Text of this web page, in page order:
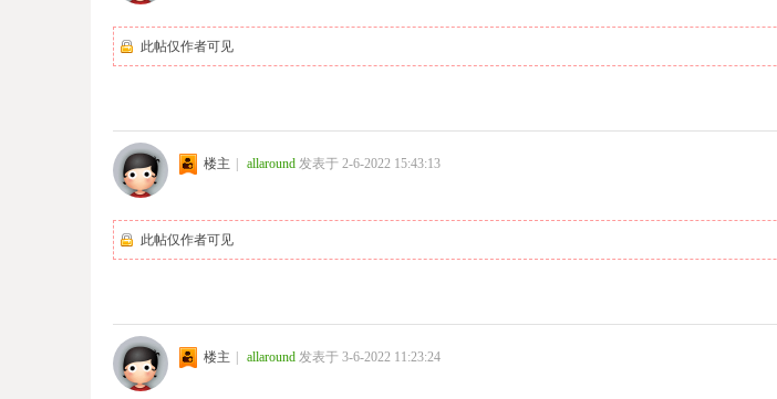
此帖仅作者可见
楼主 | allaround 发表于 2-6-2022 15:43:13
此帖仅作者可见
楼主 | allaround 发表于 3-6-2022 11:23:24